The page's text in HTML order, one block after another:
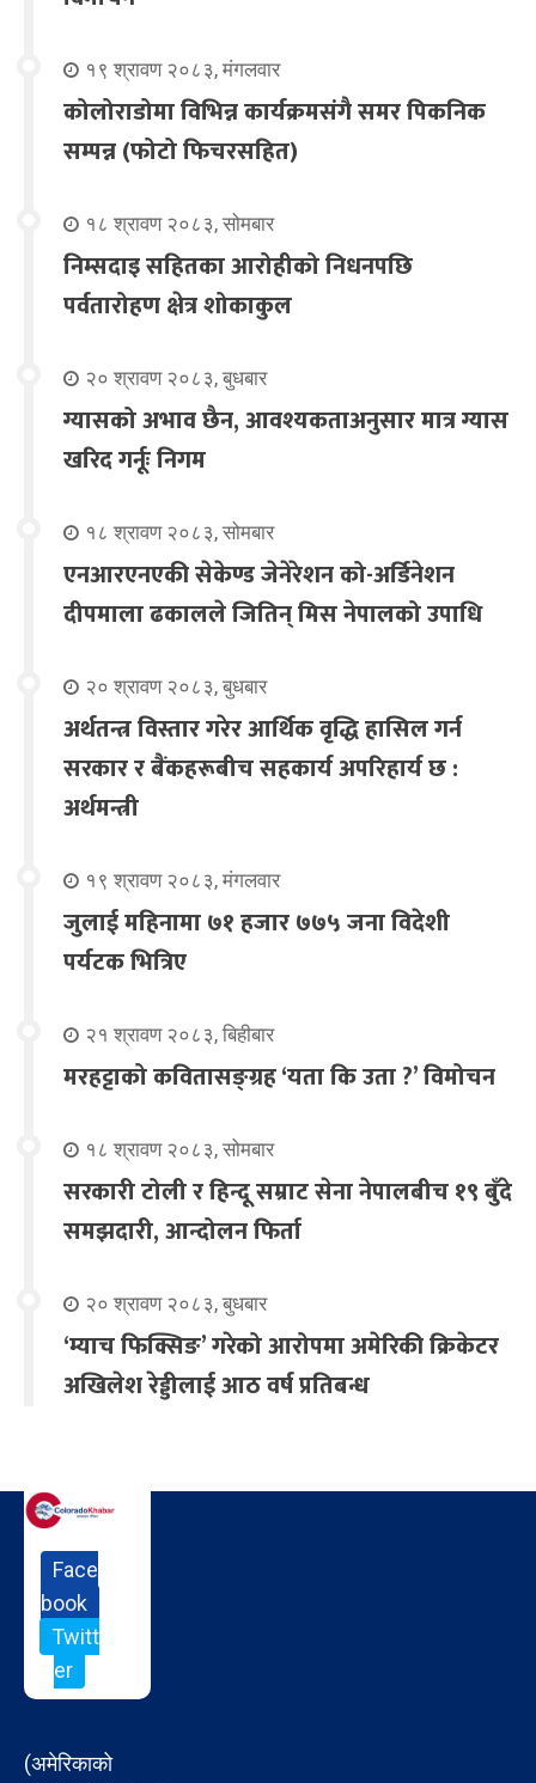
१९ श्रावण २०८३, मंगलवार
कोलोराडोमा विभिन्न कार्यक्रमसंगै समर पिकनिक
सम्पन्न (फोटो फिचरसहित)
१८ श्रावण २०८३, सोमबार
निम्सदाइ सहितका आरोहीको निधनपछि
पर्वतारोहण क्षेत्र शोकाकुल
२० श्रावण २०८३, बुधबार
ग्यासको अभाव छैन, आवश्यकताअनुसार मात्र ग्यास
खरिद गर्नूः निगम
१८ श्रावण २०८३, सोमबार
एनआरएनएकी सेकेण्ड जेनेरेशन को-अर्डिनेशन
दीपमाला ढकालले जितिन् मिस नेपालको उपाधि
२० श्रावण २०८३, बुधबार
अर्थतन्त्र विस्तार गरेर आर्थिक वृद्धि हासिल गर्न
सरकार र बैंकहरूबीच सहकार्य अपरिहार्य छ :
अर्थमन्त्री
१९ श्रावण २०८३, मंगलवार
जुलाई महिनामा ७१ हजार ७७५ जना विदेशी
पर्यटक भित्रिए
२१ श्रावण २०८३, बिहीबार
मरहट्टाको कवितासङ्ग्रह ‘यता कि उता ?’ विमोचन
१८ श्रावण २०८३, सोमबार
सरकारी टोली र हिन्दू सम्राट सेना नेपालबीच १९ बुँदे
समझदारी, आन्दोलन फिर्ता
२० श्रावण २०८३, बुधबार
‘म्याच फिक्सिङ’ गरेको आरोपमा अमेरिकी क्रिकेटर
अखिलेश रेड्डीलाई आठ वर्ष प्रतिबन्ध
Face
book
Twitt
er
(अमेरिकाको